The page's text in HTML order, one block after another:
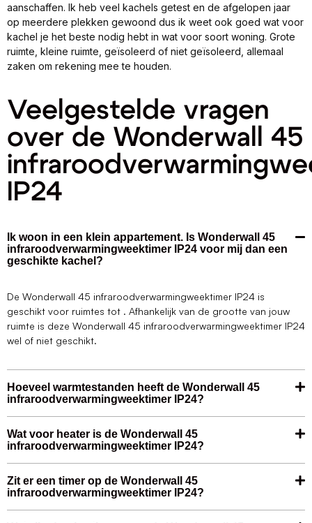
aanschaffen. Ik heb veel kachels getest en de afgelopen jaar
op meerdere plekken gewoond dus ik weet ook goed wat voor
kachel je het beste nodig hebt in wat voor soort woning. Grote
ruimte, kleine ruimte, geïsoleerd of niet geïsoleerd, allemaal
zaken om rekening mee te houden.
Veelgestelde vragen
over de Wonderwall 45
IP24
Ik woon in een klein appartement. Is Wonderwall 45
infraroodverwarmingweektimer IP24 voor mij dan een
geschikte kachel?
De Wonderwall 45 infraroodverwarmingweektimer IP24 is
geschikt voor ruimtes tot . Afhankelijk van de grootte van jouw
ruimte is deze Wonderwall 45 infraroodverwarmingweektimer IP24
wel of niet geschikt.
Hoeveel warmtestanden heeft de Wonderwall 45
infraroodverwarmingweektimer IP24?
Wat voor heater is de Wonderwall 45
infraroodverwarmingweektimer IP24?
Zit er een timer op de Wonderwall 45
infraroodverwarmingweektimer IP24?